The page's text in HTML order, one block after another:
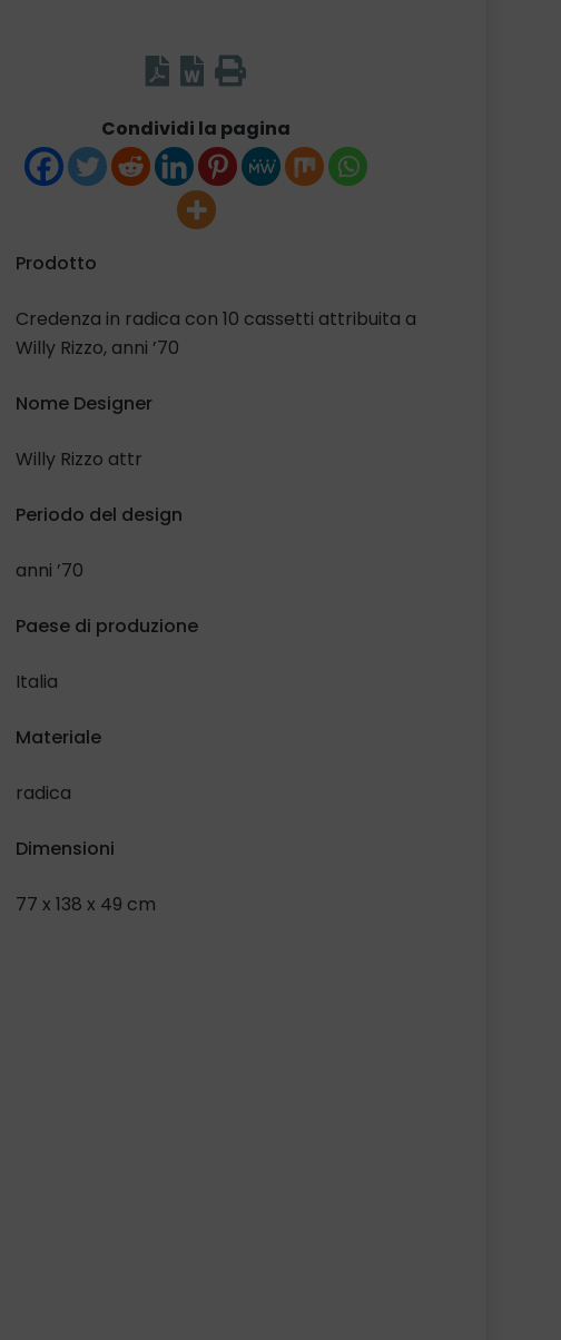
Condividi la pagina
Prodotto
Credenza in radica con 10 cassetti attribuita a
Willy Rizzo, anni ’70
Nome Designer
Willy Rizzo attr
Periodo del design
anni ’70
Paese di produzione
Italia
Materiale
radica
Dimensioni
77 x 138 x 49 cm